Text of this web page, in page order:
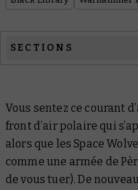
SECTIONS
Kill Team
Black Library
Warhammer Plus
Vous sentez ce courant
front d’air polaire qui
alors que les Space
comme une armée de
de vous tuer). De